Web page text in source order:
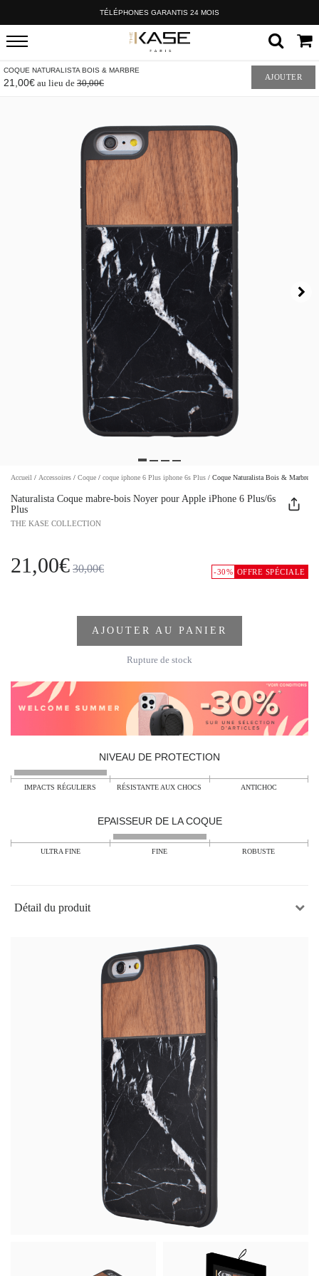
TÉLÉPHONES GARANTIS 24 MOIS
COQUE NATURALISTA BOIS & MARBRE
21,00€ au lieu de 30,00€
AJOUTER
Accueil / Accessoires / Coque / coque iphone 6 Plus iphone 6s Plus / Coque Naturalista Bois & Marbre
Naturalista Coque mabre-bois Noyer pour Apple iPhone 6 Plus/6s
Plus
THE KASE COLLECTION
-30% OFFRE SPÉCIALE
21,00€ 30,00€
AJOUTER AU PANIER
Rupture de stock
NIVEAU DE PROTECTION
IMPACTS RÉGULIERS RÉSISTANTE AUX CHOCS ANTICHOC
EPAISSEUR DE LA COQUE
ULTRA FINE FINE ROBUSTE
Détail du produit